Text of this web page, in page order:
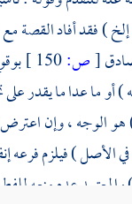
) فقد أفاد القصة
[ص:
أو ما عدا ما يقدر
هو الوجه ، وإن
الأصل ) فيلزم فرعه
والمعتمد عدم منعه